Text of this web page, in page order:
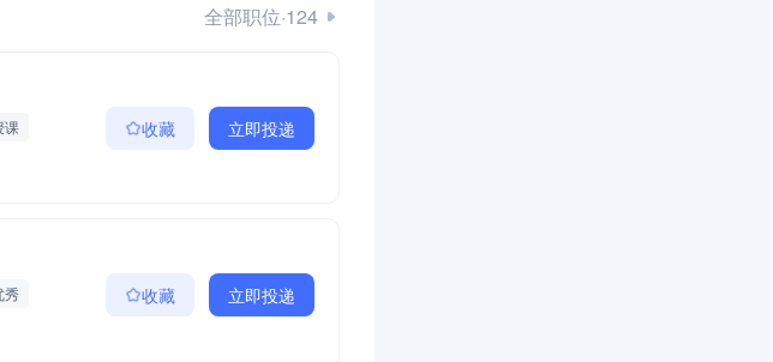
全部职位·124
课
收藏 立即投递
秀
收藏 立即投递